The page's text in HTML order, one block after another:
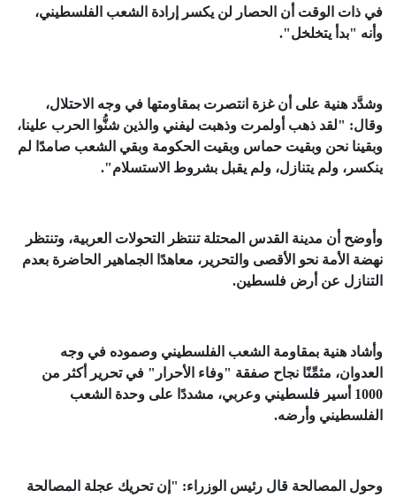
في ذات الوقت أن الحصار لن يكسر إرادة الشعب الفلسطيني،
وأنه "بدأ يتخلخل".
وشدَّد هنية على أن غزة انتصرت بمقاومتها في وجه الاحتلال،
وقال: "لقد ذهب أولمرت وذهبت ليفني والذين شنُّوا الحرب علينا،
وبقينا نحن وبقيت حماس وبقيت الحكومة وبقي الشعب صامدًا لم
ينكسر، ولم يتنازل، ولم يقبل بشروط الاستسلام".
وأوضح أن مدينة القدس المحتلة تنتظر التحولات العربية، وتنتظر
نهضة الأمة نحو الأقصى والتحرير، معاهدًا الجماهير الحاضرة بعدم
التنازل عن أرض فلسطين.
وأشاد هنية بمقاومة الشعب الفلسطيني وصموده في وجه
العدوان، مثمِّنًا نجاح صفقة "وفاء الأحرار" في تحرير أكثر من
1000 أسير فلسطيني وعربي، مشددًا على وحدة الشعب
الفلسطيني وأرضه.
وحول المصالحة قال رئيس الوزراء: "إن تحريك عجلة المصالحة